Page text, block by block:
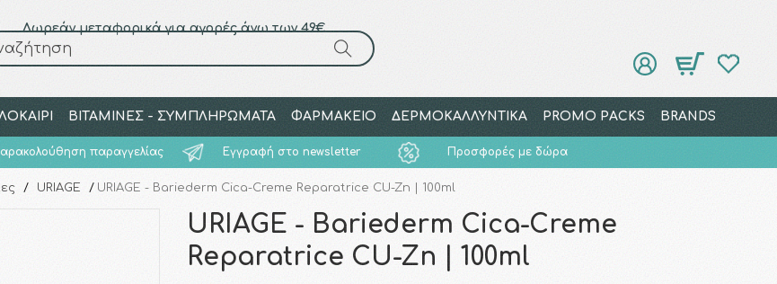
Δωρεάν μεταφορικά για αγορές άνω των 49€
ΒΙΤΑΜΙΝΕΣ - ΣΥΜΠΛΗΡΩΜΑΤΑ ΦΑΡΜΑΚΕΙΟ ΔΕΡΜΟΚΑΛΛΥΝΤΙΚΑ PROMO PACKS BRANDS
παραγγελίας Εγγραφή στο newsletter Προσφορές με δώρα
Αναζήτηση
/ URIAGE / URIAGE - Bariederm Cica-Creme Reparatrice CU-Zn | 100ml
URIAGE - Bariederm Cica-Creme
Reparatrice CU-Zn | 100ml